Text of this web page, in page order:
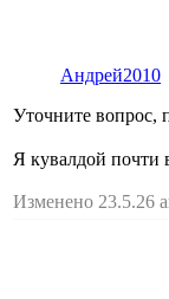
Андрей2010
Уточните вопрос,
Я кувалдой почти
Изменено 23.5.26